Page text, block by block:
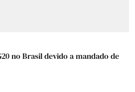
no Brasil devido a mandado de